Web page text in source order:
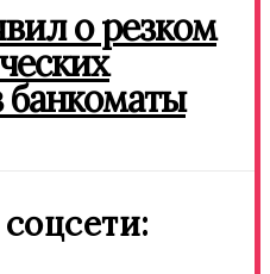
о резком
банкоматы